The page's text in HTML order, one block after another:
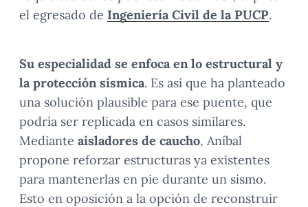
el egresado de Ingeniería Civil de la PUCP.
Su especialidad se enfoca en lo estructural y
la protección sísmica. Es así que ha planteado
una solución plausible para ese puente, que
podría ser replicada en casos similares.
Mediante aisladores de caucho, Aníbal
propone reforzar estructuras ya existentes
para mantenerlas en pie durante un sismo.
Esto en oposición a la opción de reconstruir